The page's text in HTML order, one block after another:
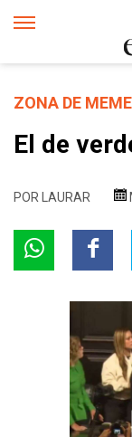
ZONA DE
El de
POR LAURAR